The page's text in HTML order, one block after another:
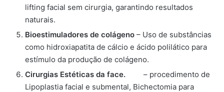
lifting facial sem cirurgia, garantindo resultados
naturais.
Bioestimuladores de colágeno – Uso de substâncias
como hidroxiapatita de cálcio e ácido polilático para
estímulo da produção de colágeno.
Cirurgias Estéticas da face. – procedimento de
Lipoplastia facial e submental, Bichectomia para